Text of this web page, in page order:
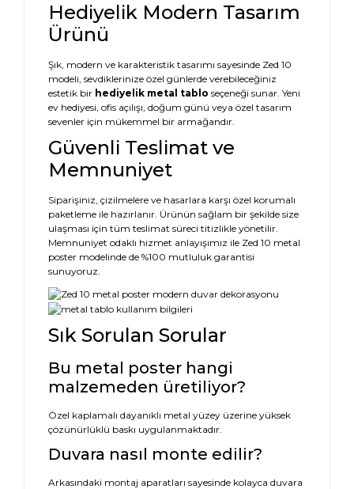
Hediyelik Modern Tasarım
Ürünü
Şık, modern ve karakteristik tasarımı sayesinde Zed 10
modeli, sevdiklerinize özel günlerde verebileceğiniz
estetik bir hediyelik metal tablo seçeneği sunar. Yeni
ev hediyesi, ofis açılışı, doğum günü veya özel tasarım
sevenler için mükemmel bir armağandır.
Güvenli Teslimat ve
Memnuniyet
Siparişiniz, çizilmelere ve hasarlara karşı özel korumalı
paketleme ile hazırlanır. Ürünün sağlam bir şekilde size
ulaşması için tüm teslimat süreci titizlikle yönetilir.
Memnuniyet odaklı hizmet anlayışımız ile Zed 10 metal
poster modelinde de %100 mutluluk garantisi
sunuyoruz.
Sık Sorulan Sorular
Bu metal poster hangi
malzemeden üretiliyor?
Özel kaplamalı dayanıklı metal yüzey üzerine yüksek
çözünürlüklü baskı uygulanmaktadır.
Duvara nasıl monte edilir?
Arkasındaki montaj aparatları sayesinde kolayca duvara